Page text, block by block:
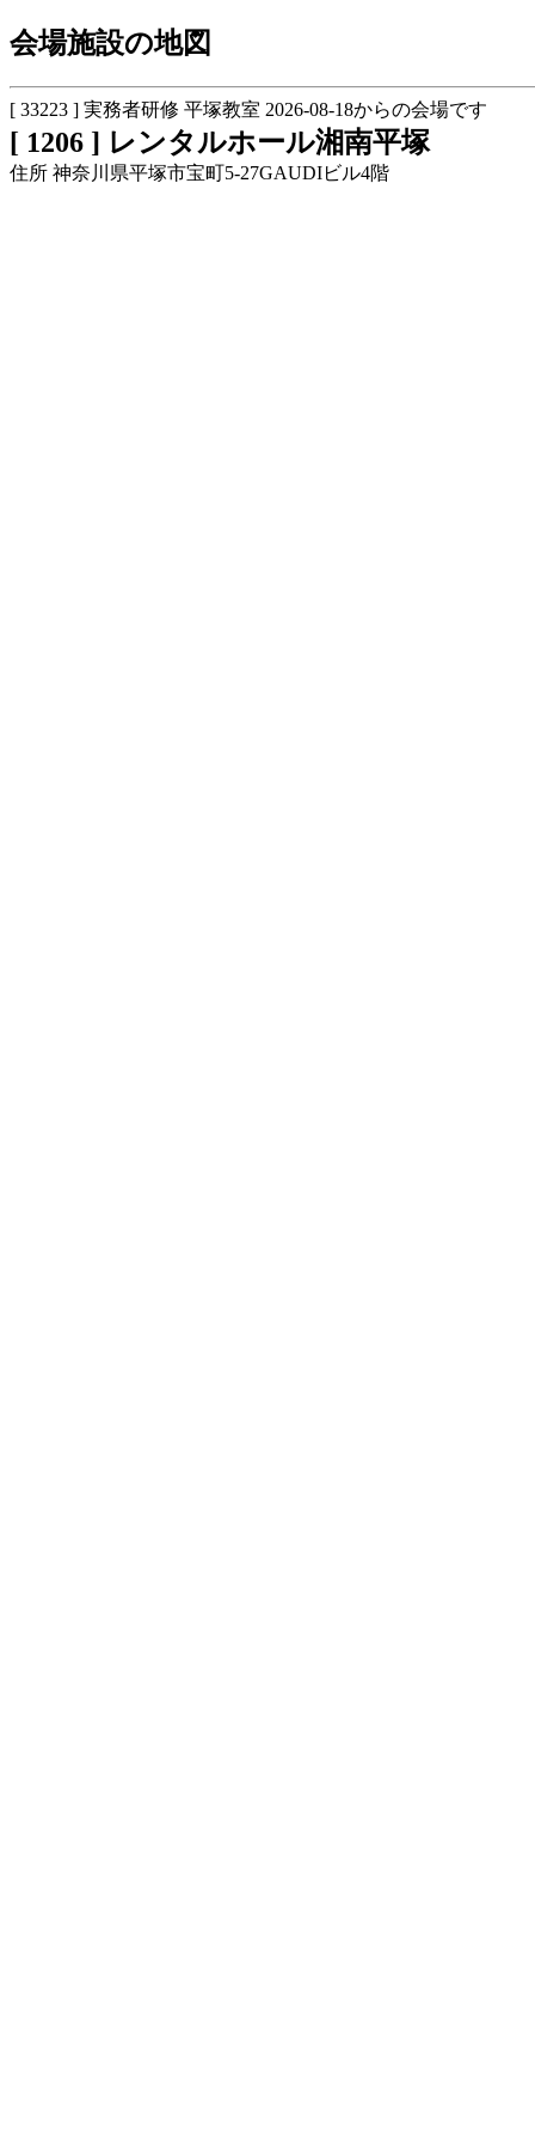
会場施設の地図
[ 33223 ] 実務者研修 平塚教室 2026-08-18からの会場です
[ 1206 ] レンタルホール湘南平塚
住所 神奈川県平塚市宝町5-27GAUDIビル4階